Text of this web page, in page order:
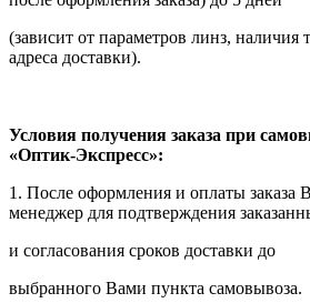
(зависит от параметров линз, наличия
адреса доставки).
Условия получения заказа при
«Оптик-Экспресс»:
1. После оформления и оплаты заказа
менеджер для подтверждения
и согласования сроков доставки до
выбранного Вами пункта самовывоза.